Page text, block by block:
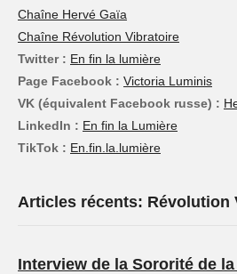
Chaîne Hervé Gaïa
Chaîne Révolution Vibratoire
Twitter : En fin la lumière
Page Facebook : Victoria Luminis
VK (équivalent Facebook russe) :
LinkedIn : En fin la Lumière
TikTok : En.fin.la.lumière
Articles récents: Révolution
Interview de la Sororité de